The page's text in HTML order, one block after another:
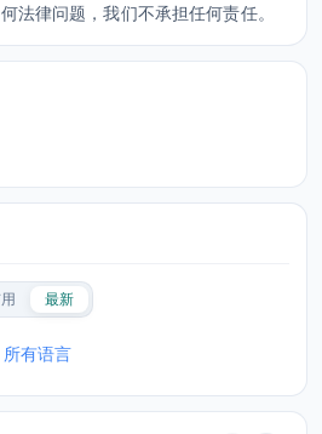
法律问题，我们不承担任何责任。
最新
所有语言